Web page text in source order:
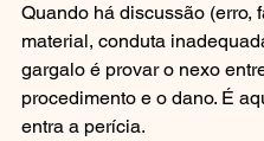
Quando há discussão (erro,
material, conduta
gargalo é provar o nexo
procedimento e o dano. É
entra a perícia.